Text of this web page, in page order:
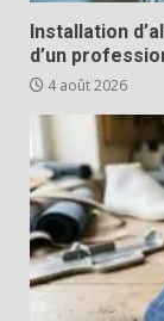
Installation
d’un
4 août 2026